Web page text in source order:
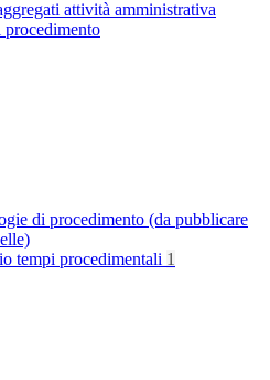
attività amministrativa
di procedimento (da pubblicare
tempi procedimentali 1